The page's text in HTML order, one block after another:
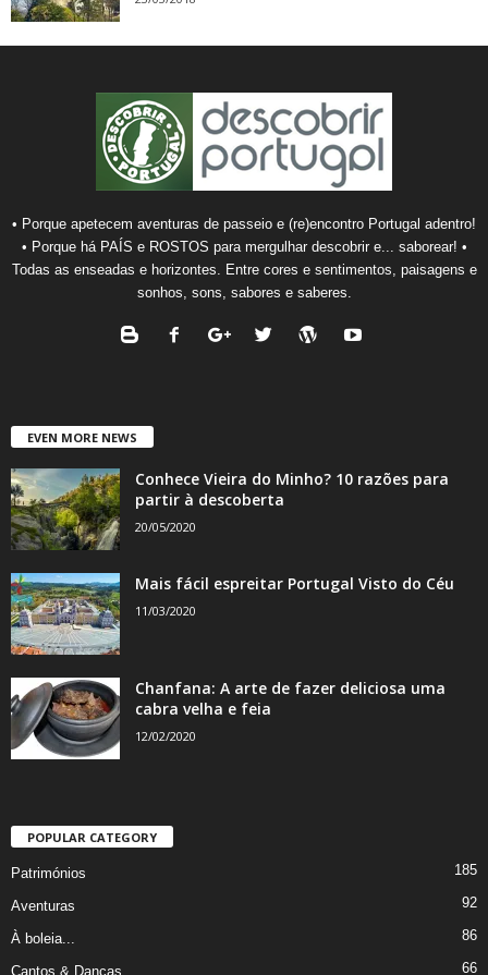
• Porque apetecem aventuras de passeio e (re)encontro Portugal adentro!
• Porque há PAÍS e ROSTOS para mergulhar descobrir e... saborear! •
Todas as enseadas e horizontes. Entre cores e sentimentos, paisagens e
sonhos, sons, sabores e saberes.
EVEN MORE NEWS
Conhece Vieira do Minho? 10 razões para
partir à descoberta
20/05/2020
Mais fácil espreitar Portugal Visto do Céu
11/03/2020
Chanfana: A arte de fazer deliciosa uma
cabra velha e feia
12/02/2020
POPULAR CATEGORY
Patrimónios 185
Aventuras 92
À boleia... 86
Cantos & Danças 66